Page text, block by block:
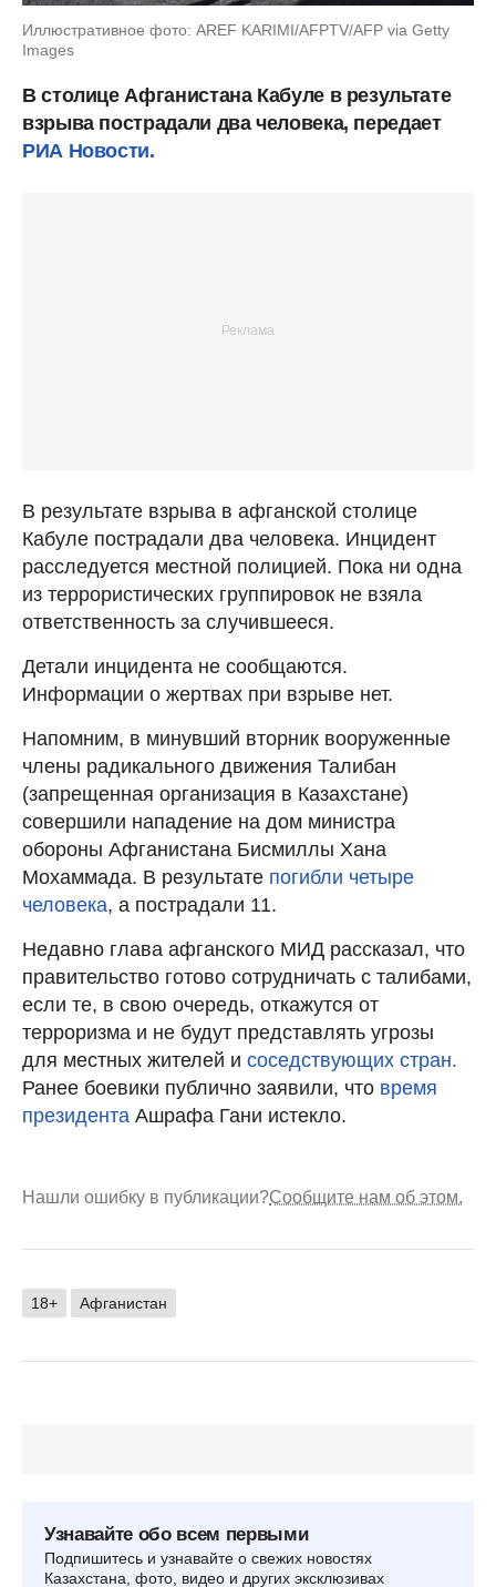
Иллюстративное фото: AREF KARIMI/AFPTV/AFP via Getty
Images
В столице Афганистана Кабуле в результате
взрыва пострадали два человека, передает
РИА Новости.
В результате взрыва в афганской столице
Кабуле пострадали два человека. Инцидент
расследуется местной полицией. Пока ни одна
из террористических группировок не взяла
ответственность за случившееся.
Детали инцидента не сообщаются.
Информации о жертвах при взрыве нет.
Напомним, в минувший вторник вооруженные
члены радикального движения Талибан
(запрещенная организация в Казахстане)
совершили нападение на дом министра
обороны Афганистана Бисмиллы Хана
Мохаммада. В результате погибли четыре
человека, а пострадали 11.
Недавно глава афганского МИД рассказал, что
правительство готово сотрудничать с талибами,
если те, в свою очередь, откажутся от
терроризма и не будут представлять угрозы
для местных жителей и соседствующих стран.
Ранее боевики публично заявили, что время
президента Ашрафа Гани истекло.
Нашли ошибку в публикации?Сообщите нам об этом.
18+ Афганистан
Узнавайте обо всем первыми
Подпишитесь и узнавайте о свежих новостях
Казахстана, фото, видео и других эксклюзивах